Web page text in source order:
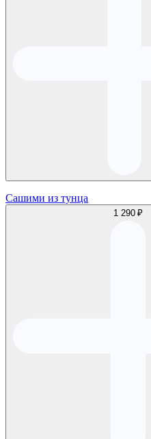
Сашими из тунца
1 290 ₽